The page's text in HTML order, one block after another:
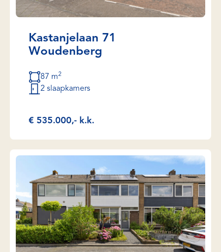
Kastanjelaan 71
Woudenberg
87 m2
2 slaapkamers
€ 535.000,- k.k.